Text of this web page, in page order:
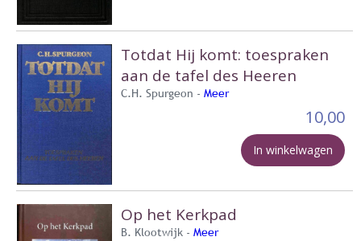
Totdat Hij komt: toespraken
aan de tafel des Heeren
C.H. Spurgeon - Meer
10,00
In winkelwagen
Op het Kerkpad
B. Klootwijk - Meer